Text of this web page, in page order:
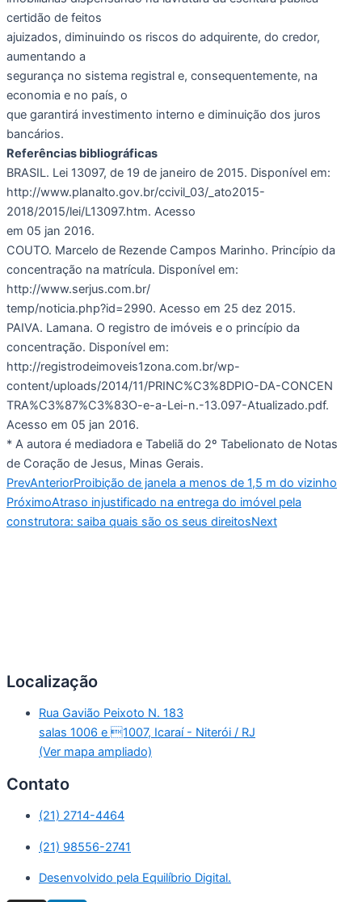
certidão de feitos
ajuizados, diminuindo os riscos do adquirente, do credor,
aumentando a
segurança no sistema registral e, consequentemente, na
economia e no país, o
que garantirá investimento interno e diminuição dos juros
bancários.
Referências bibliográficas
BRASIL. Lei 13097, de 19 de janeiro de 2015. Disponível em:
http://www.planalto.gov.br/ccivil_03/_ato2015-
2018/2015/lei/L13097.htm. Acesso
em 05 jan 2016.
COUTO. Marcelo de Rezende Campos Marinho. Princípio da
concentração na matrícula. Disponível em:
http://www.serjus.com.br/
temp/noticia.php?id=2990. Acesso em 25 dez 2015.
PAIVA. Lamana. O registro de imóveis e o princípio da
concentração. Disponível em:
http://registrodeimoveis1zona.com.br/wp-
content/uploads/2014/11/PRINC%C3%8DPIO-DA-CONCEN
TRA%C3%87%C3%83O-e-a-Lei-n.-13.097-Atualizado.pdf.
Acesso em 05 jan 2016.
* A autora é mediadora e Tabeliã do 2º Tabelionato de Notas
de Coração de Jesus, Minas Gerais.
PrevAnteriorProibição de janela a menos de 1,5 m do vizinho
PróximoAtraso injustificado na entrega do imóvel pela
construtora: saiba quais são os seus direitosNext
Localização
Rua Gavião Peixoto N. 183
salas 1006 e 1007, Icaraí - Niterói / RJ
(Ver mapa ampliado)
Contato
(21) 2714-4464
(21) 98556-2741
Desenvolvido pela Equilíbrio Digital.